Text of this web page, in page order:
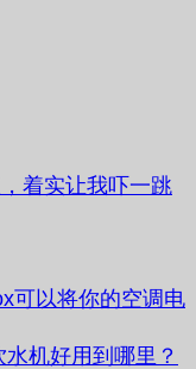
着实让我吓一跳
可以将你的空调电
机好用到哪里？